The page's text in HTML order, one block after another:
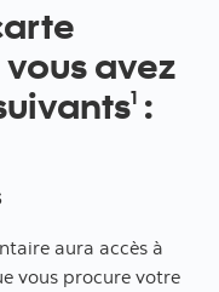
avez
1:
aura accès à
vous procure votre